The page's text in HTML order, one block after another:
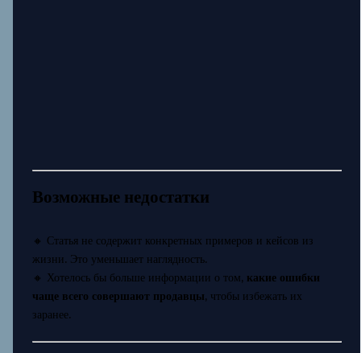
Возможные недостатки
🔸 Статья не содержит конкретных примеров и кейсов из
жизни. Это уменьшает наглядность.
🔸 Хотелось бы больше информации о том, какие ошибки
чаще всего совершают продавцы, чтобы избежать их
заранее.